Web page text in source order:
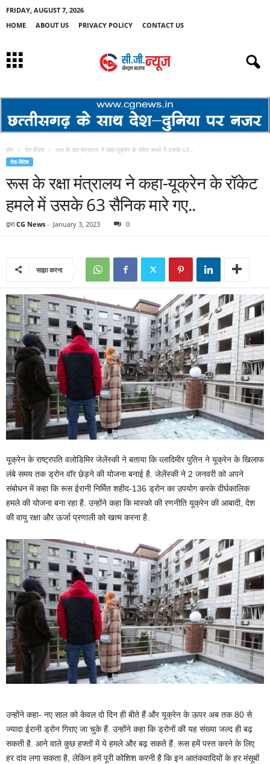
FRIDAY, AUGUST 7, 2026
HOME
ABOUT US PRIVACY POLICY CONTACT US
होम देश-विदेश रूस के रक्षा मंत्रालय ने कहा-यूक्रेन के रॉकेट हमले में उसके 63...
देश-विदेश
रूस के रक्षा मंत्रालय ने कहा-यूक्रेन के रॉकेट
हमले में उसके 63 सैनिक मारे गए..
द्वारा CG News - January 3, 2023 0
साझा करना
यूक्रेन के राष्ट्रपति वलोडिमिर जेलेंस्की ने बताया कि व्लादिमीर पुतिन ने यूक्रेन के खिलाफ
लंबे समय तक ड्रोन वॉर छेड़ने की योजना बनाई है. जेलेंस्की ने 2 जनवरी को अपने
संबोधन में कहा कि रूस ईरानी निर्मित शहीद-136 ड्रोन का उपयोग करके दीर्घकालिक
हमले की योजना बना रहा है. उन्होंने कहा कि मास्को की रणनीति यूक्रेन की आबादी, देश
की वायु रक्षा और ऊर्जा प्रणाली को खत्म करना है.
उन्होंने कहा- नए साल को केवल दो दिन ही बीते हैं और यूक्रेन के ऊपर अब तक 80 से
ज्यादा ईरानी ड्रोन गिराए जा चुके हैं. उन्होंने कहा कि ड्रोनों की यह संख्या जल्द ही बढ़
सकती है. आने वाले कुछ हफ्तों में ये हमले और बढ़ सकते हैं. रूस हमें पस्त करने के लिए
हर दांव लगा सकता है, लेकिन हमें पूरी कोशिश करनी है कि इन आतंकवादियों के हर मंसूबों